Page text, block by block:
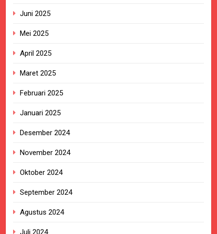
Juni 2025
Mei 2025
April 2025
Maret 2025
Februari 2025
Januari 2025
Desember 2024
November 2024
Oktober 2024
September 2024
Agustus 2024
Juli 2024